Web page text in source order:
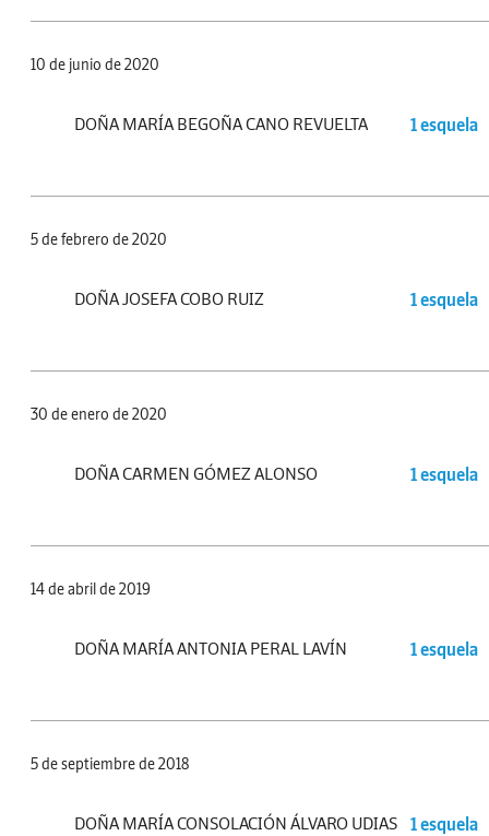
10 de junio de 2020
DOÑA MARÍA BEGOÑA CANO REVUELTA 1 esquela
5 de febrero de 2020
DOÑA JOSEFA COBO RUIZ 1 esquela
30 de enero de 2020
DOÑA CARMEN GÓMEZ ALONSO 1 esquela
14 de abril de 2019
DOÑA MARÍA ANTONIA PERAL LAVÍN 1 esquela
5 de septiembre de 2018
DOÑA MARÍA CONSOLACIÓN ÁLVARO UDIAS 1 esquela